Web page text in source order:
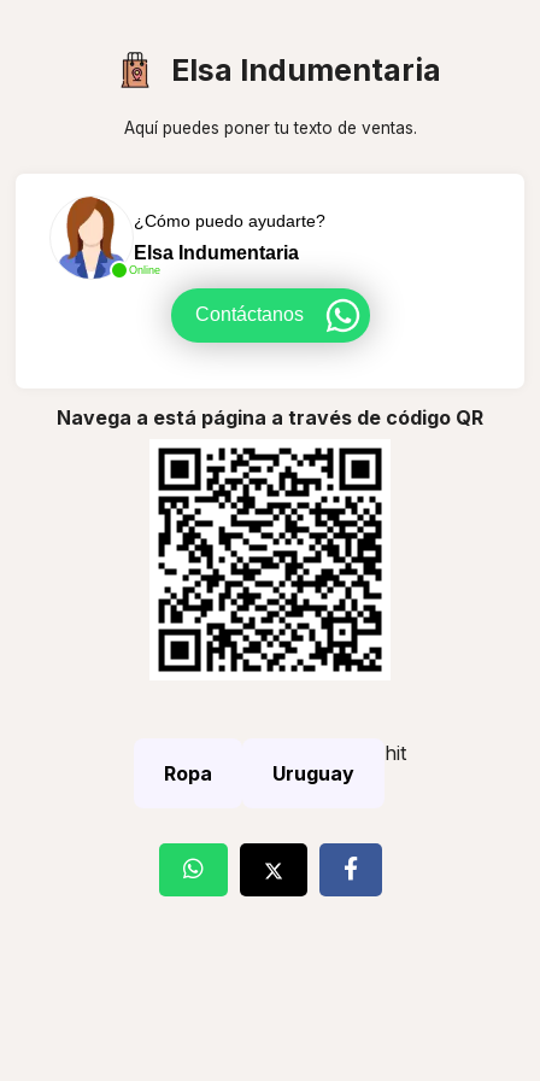
Elsa Indumentaria
Aquí puedes poner tu texto de ventas.
Online
¿Cómo puedo ayudarte?
Elsa Indumentaria
Contáctanos
Navega a está página a través de código QR
Ropa Uruguay
hit